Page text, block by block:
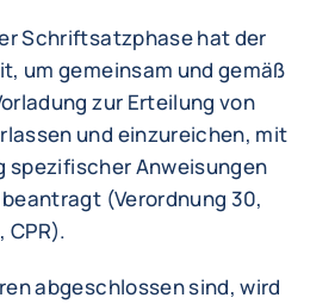
Schriftsatzphase hat der
um gemeinsam und gemäß
zur Erteilung von
und einzureichen, mit
spezifischer Anweisungen
(Verordnung 30,
CPR).
abgeschlossen sind, wird